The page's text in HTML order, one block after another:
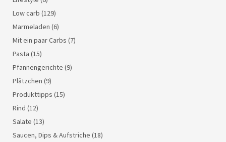
Low carb (129)
Marmeladen (6)
Mit ein paar Carbs (7)
Pasta (15)
Pfannengerichte (9)
Plätzchen (9)
Produkttipps (15)
Rind (12)
Salate (13)
Saucen, Dips & Aufstriche (18)